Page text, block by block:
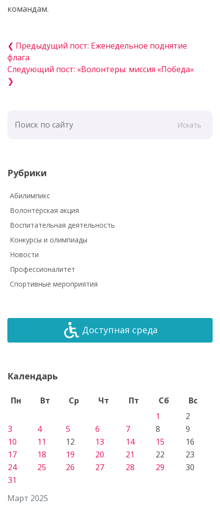
командам.
❮ Предыдущий пост: Еженедельное поднятие
флага
Следующий пост: «Волонтеры: миссия «Победа»
❯
Искать
Рубрики
Абилимпикс
Волонтёрская акция
Воспитательная деятельность
Конкурсы и олимпиады
Новости
Профессионалитет
Спортивные мероприятия
Доступная среда
Календарь
Март 2025
Пн Вт Ср Чт Пт Сб
Вс
1
2
3
4 5 6 7 8
9
10
11 12 13 14 15
16
17
18 19 20 21 22
23
24
25 26 27 28 29
30
31